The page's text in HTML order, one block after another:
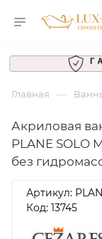
Главная —
Акриловая
PLANE SOLO
без
Артикул:
Код: 13745